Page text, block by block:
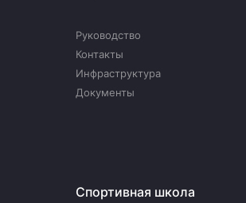
Руководство
Контакты
Инфраструктура
Документы
Спортивная школа